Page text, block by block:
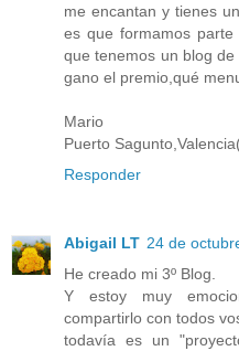
me encantan y tienes
es que formamos
que tenemos un blog
gano el premio,qué
Mario
Puerto
Responder
Abigail LT 24 de
He creado mi 3º Blog.
Y estoy muy
compartirlo con todos
todavía es un